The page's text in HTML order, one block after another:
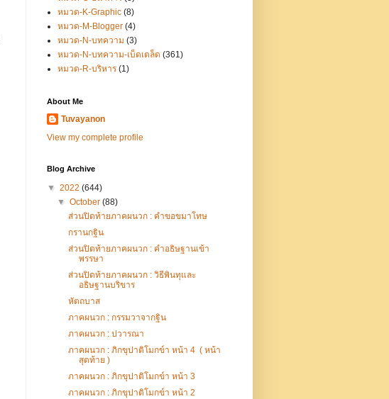
หมวด-K-Graphic (8)
หมวด-M-Blogger (4)
หมวด-N-บทความ (3)
หมวด-N-บทความ-เบ็ดเตล็ด (361)
หมวด-R-บริหาร (1)
About Me
Tuvayanon
View my complete profile
Blog Archive
▼ 2022 (644)
▼October(88)
ส่วนปิดท้ายภาคผนวก : คำขอขมาโทษ
กรานกฐิน
ส่วนปิดท้ายภาคผนวก : คำอธิษฐานเข้า
พรรษา
ส่วนปิดท้ายภาคผนวก : วิธีพินทุและ
อธิษฐานบริขาร
หัตถบาส
ภาคผนวก : กรรมวาจากฐิน
ภาคผนวก : ปวารณา
ภาคผนวก : ภิกขุปาติโมกข์า หน้า 4 ( หน้า
สุดท้าย )
ภาคผนวก : ภิกขุปาติโมกข์า หน้า 3
ภาคผนวก : ภิกขุปาติโมกข์า หน้า 2